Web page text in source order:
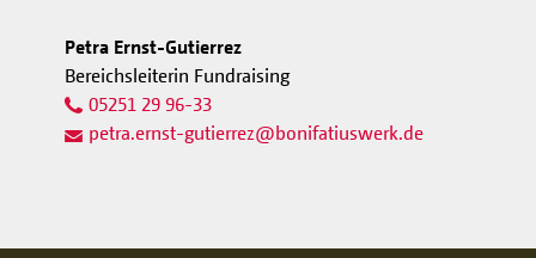
Petra Ernst-Gutierrez
Bereichsleiterin Fundraising
05251 29 96-33
petra.ernst-gutierrez@bonifatiuswerk.de